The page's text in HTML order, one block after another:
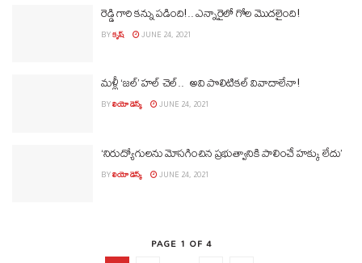
రెడ్డి గారి క‌న్ను ప‌డింది!.. ఎన్నారైలో గోల మొద‌లైంది!
BYకృష్ JUNE 24, 2021
మళ్లీ ‘జల్’ హల్ చెల్.. అవి పొలిటికల్ వివాదాలేనా!
BYలియో డెస్క్ JUNE 24, 2021
‘నిరుద్యోగులను మోసగించిన ప్రభుత్వానికి పాలించే హక్కు లేదు’
BYలియో డెస్క్ JUNE 24, 2021
PAGE 1 OF 4